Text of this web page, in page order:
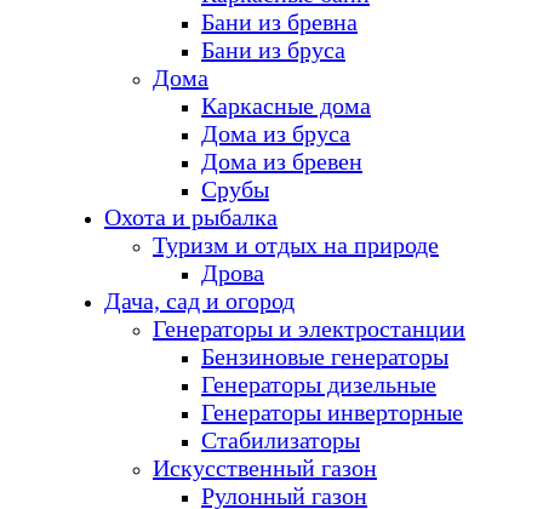
Бани из бревна
Бани из бруса
Дома
Каркасные дома
Дома из бруса
Дома из бревен
Срубы
Охота и рыбалка
Туризм и отдых на природе
Дрова
Дача, сад и огород
Генераторы и электростанции
Бензиновые генераторы
Генераторы дизельные
Генераторы инверторные
Стабилизаторы
Искусственный газон
Рулонный газон